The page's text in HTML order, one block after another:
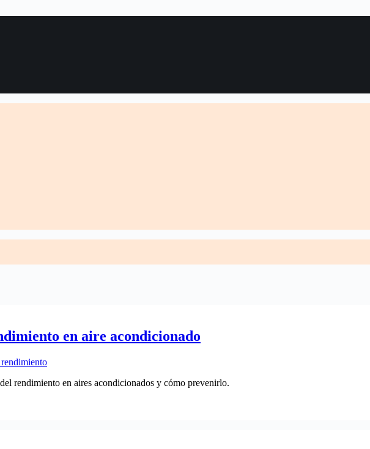
en aire acondicionado
rendimiento en aires acondicionados y cómo prevenirlo.